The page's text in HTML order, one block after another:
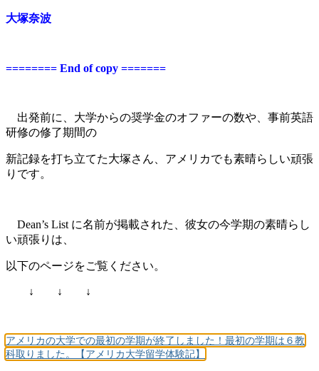
大塚奈波
======== End of copy =======
出発前に、大学からの奨学金のオファーの数や、事前英語
研修の修了期間の
新記録を打ち立てた大塚さん、アメリカでも素晴らしい頑張
りです。
Dean’s List に名前が掲載された、彼女の今学期の素晴らし
い頑張りは、
以下のページをご覧ください。
↓ ↓ ↓
アメリカの大学での最初の学期が終了しました！最初の学期は６教
科取りました。【アメリカ大学留学体験記】